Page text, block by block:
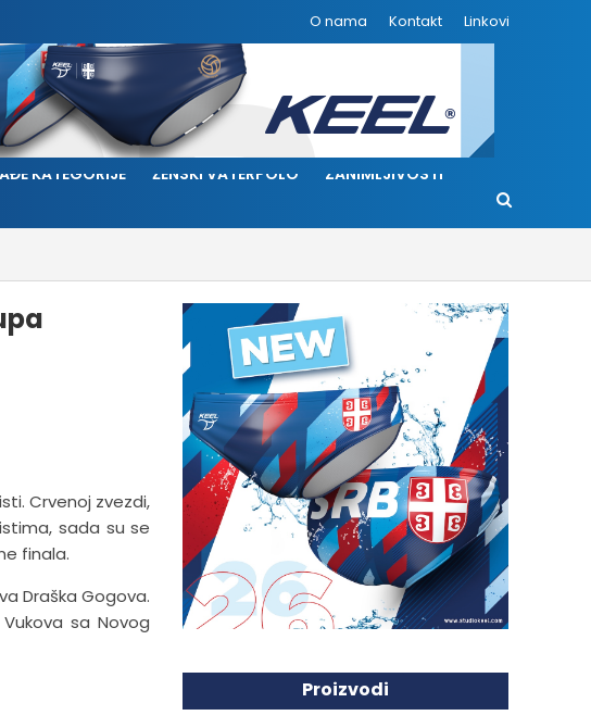
O nama Kontakt Linkovi
KATEGORIJE ŽENSKI VATERPOLO ZANIMLJIVOSTI
Crvenoj zvezdi,
sada su se
finala.
Draška Gogova.
sa Novog
Proizvodi